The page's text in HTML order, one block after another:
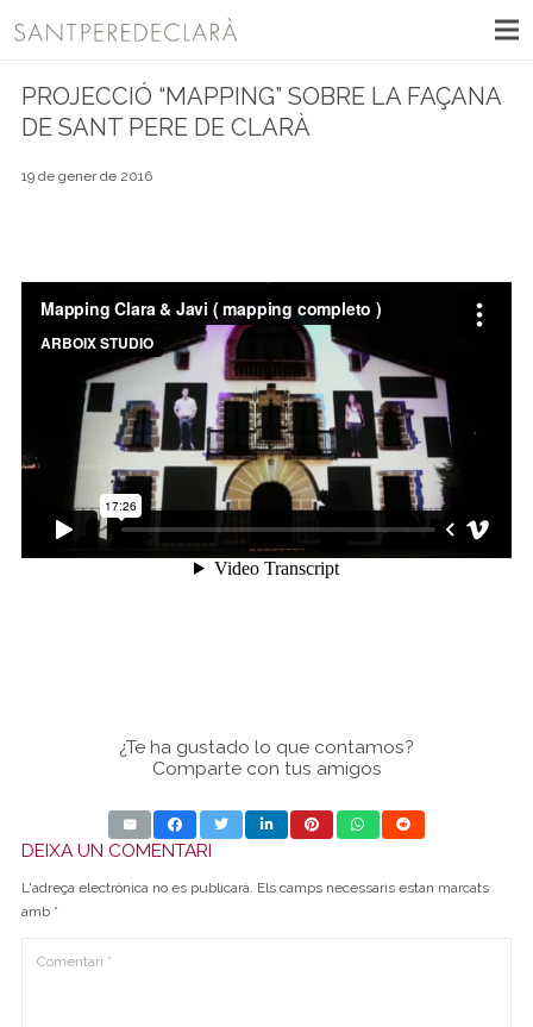
PROJECCIÓ “MAPPING” SOBRE LA FAÇANA
DE SANT PERE DE CLARÀ
19 de gener de 2016
¿Te ha gustado lo que contamos?
Comparte con tus amigos
DEIXA UN COMENTARI
L'adreça electrònica no es publicarà. Els camps necessaris estan marcats
amb *